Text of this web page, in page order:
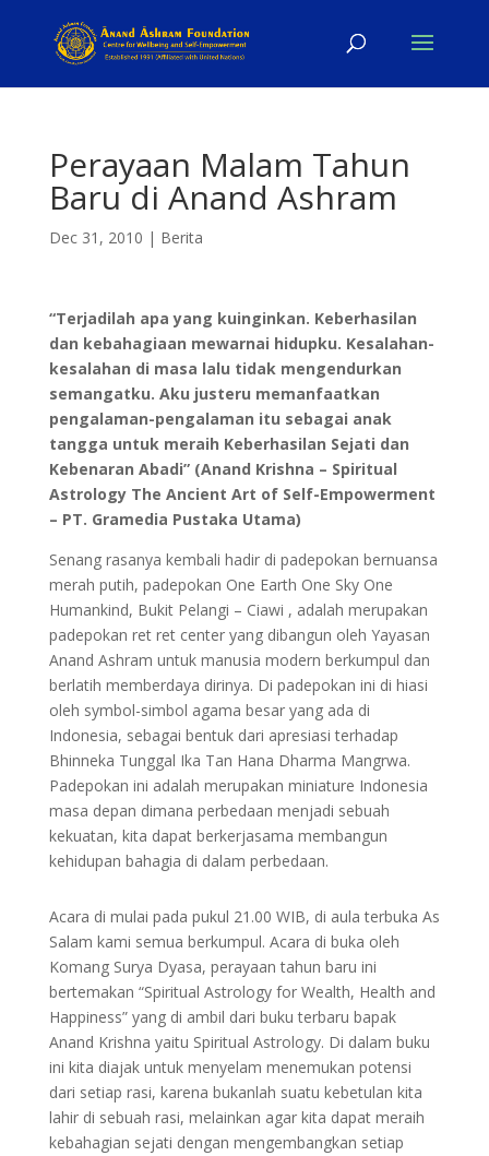
Perayaan Malam Tahun
Baru di Anand Ashram
Dec 31, 2010 | Berita
“Terjadilah apa yang kuinginkan. Keberhasilan
dan kebahagiaan mewarnai hidupku. Kesalahan-
kesalahan di masa lalu tidak mengendurkan
semangatku. Aku justeru memanfaatkan
pengalaman-pengalaman itu sebagai anak
tangga untuk meraih Keberhasilan Sejati dan
Kebenaran Abadi” (Anand Krishna – Spiritual
Astrology The Ancient Art of Self-Empowerment
– PT. Gramedia Pustaka Utama)
Senang rasanya kembali hadir di padepokan bernuansa
merah putih, padepokan One Earth One Sky One
Humankind, Bukit Pelangi – Ciawi , adalah merupakan
padepokan ret ret center yang dibangun oleh Yayasan
Anand Ashram untuk manusia modern berkumpul dan
berlatih memberdaya dirinya. Di padepokan ini di hiasi
oleh symbol-simbol agama besar yang ada di
Indonesia, sebagai bentuk dari apresiasi terhadap
Bhinneka Tunggal Ika Tan Hana Dharma Mangrwa.
Padepokan ini adalah merupakan miniature Indonesia
masa depan dimana perbedaan menjadi sebuah
kekuatan, kita dapat berkerjasama membangun
kehidupan bahagia di dalam perbedaan.
Acara di mulai pada pukul 21.00 WIB, di aula terbuka As
Salam kami semua berkumpul. Acara di buka oleh
Komang Surya Dyasa, perayaan tahun baru ini
bertemakan “Spiritual Astrology for Wealth, Health and
Happiness” yang di ambil dari buku terbaru bapak
Anand Krishna yaitu Spiritual Astrology. Di dalam buku
ini kita diajak untuk menyelam menemukan potensi
dari setiap rasi, karena bukanlah suatu kebetulan kita
lahir di sebuah rasi, melainkan agar kita dapat meraih
kebahagian sejati dengan mengembangkan setiap